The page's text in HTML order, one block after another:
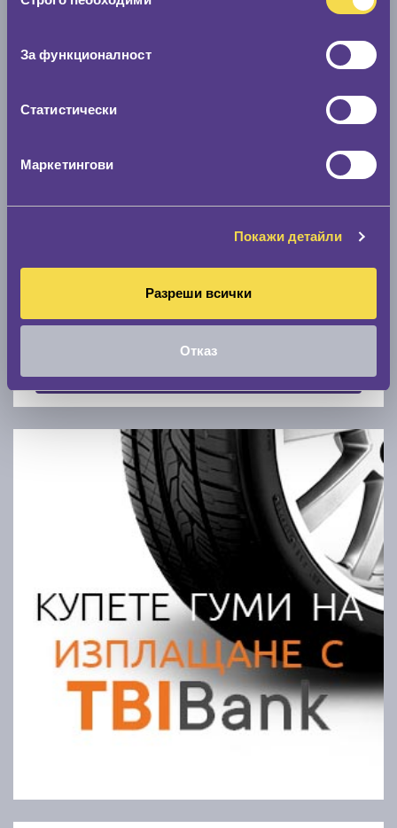
За функционалност
Статистически
Маркетингови
Покажи детайли
Разреши всички
Отказ
Скоростомер при 100
Покажи гуми